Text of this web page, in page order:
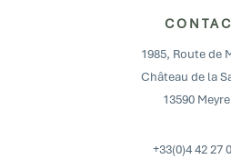
1985, Route de
Château de la
13590
+33(0)4 42 27